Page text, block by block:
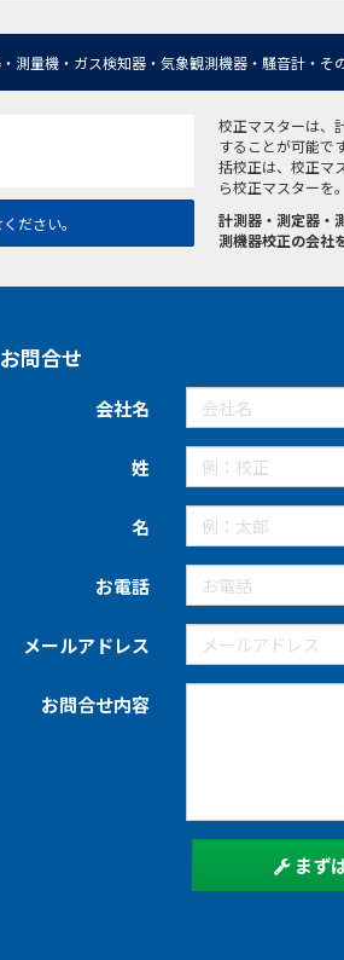
測量機・ガス検知器・気象観測機器・騒音計
ださい。
校正マスターは、
することが可能で
括校正は、校正マ
ら校正マスターを。
計測器・測定器・
測機器校正の会社
お問合せ
会社名
姓
名
お電話
メールアドレス
お問合せ内容
まず